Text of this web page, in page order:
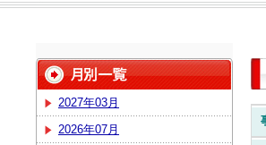
2027年03月
2026年07月